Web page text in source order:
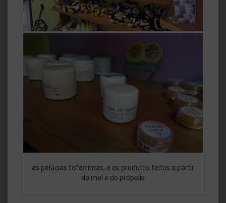
as pelúcias foférrimas, e os produtos feitos a partir
do mel e do própolis